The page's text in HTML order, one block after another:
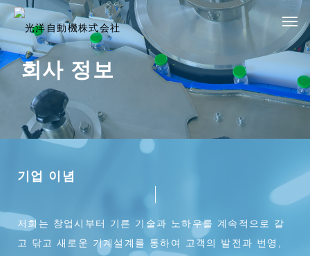
회사 정보
기업 이념
저희는 창업시부터 기른 기술과 노하우를 계속적으로 갈
고 닦고 새로운 기계설계를 통하여 고객의 발전과 번영,